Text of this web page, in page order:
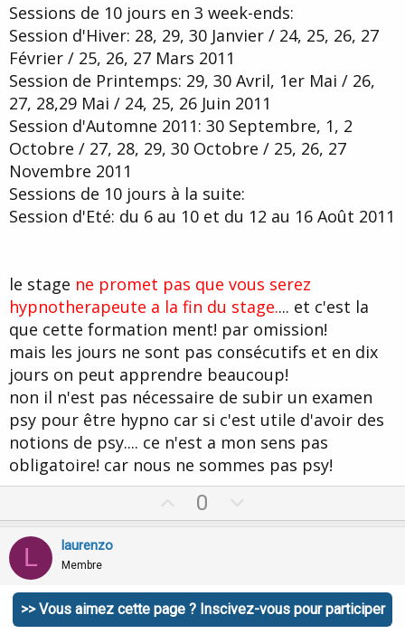
Sessions de 10 jours en 3 week-ends:
Session d'Hiver: 28, 29, 30 Janvier / 24, 25, 26, 27
Février / 25, 26, 27 Mars 2011
Session de Printemps: 29, 30 Avril, 1er Mai / 26,
27, 28,29 Mai / 24, 25, 26 Juin 2011
Session d'Automne 2011: 30 Septembre, 1, 2
Octobre / 27, 28, 29, 30 Octobre / 25, 26, 27
Novembre 2011
Sessions de 10 jours à la suite:
Session d'Eté: du 6 au 10 et du 12 au 16 Août 2011
le stage ne promet pas que vous serez
hypnotherapeute a la fin du stage.... et c'est la
que cette formation ment! par omission!
mais les jours ne sont pas consécutifs et en dix
jours on peut apprendre beaucoup!
non il n'est pas nécessaire de subir un examen
psy pour être hypno car si c'est utile d'avoir des
notions de psy.... ce n'est a mon sens pas
obligatoire! car nous ne sommes pas psy!
p
t
e
0
o
v
o
L laurenzo
Membre
19 Mars 2011 #84
>> Vous aimez cette page ? Inscivez-vous pour participer